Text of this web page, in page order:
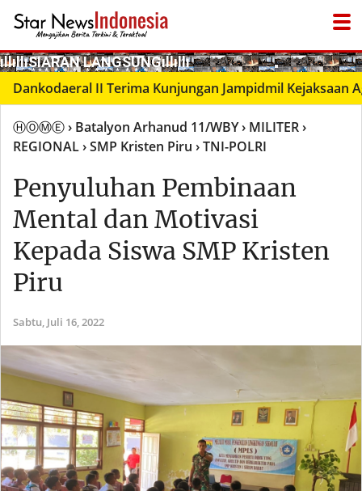
­ıllıllıS͙I͙A͙R͙A͙N͙ L͙A͙N͙G͙S͙U͙N͙G͙ıllıllı ● LIVΞ Tᐯ
II Terima Kunjungan Jampidmil Kejaksaan
ⒽⓄⓂⒺ› Batalyon Arhanud 11/WBY› MILITER›
REGIONAL› SMP Kristen Piru › TNI-POLRI
Penyuluhan Pembinaan
Mental dan Motivasi
Kepada Siswa SMP Kristen
Piru
Sabtu, Juli 16, 2022